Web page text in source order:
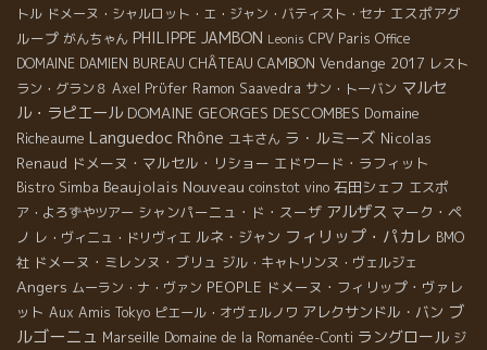
トル ドメーヌ・シャルロット・エ・ジャン・バティスト・セナ エスポアグ
ループ がんちゃん PHILIPPE JAMBON Leonis CPV Paris Office
DOMAINE DAMIEN BUREAU CHÂTEAU CAMBON Vendange 2017 レスト
ラン・グラン８ Axel Prϋfer Ramon Saavedra サン・トーバン マルセ
ル・ラピエール DOMAINE GEORGES DESCOMBES Domaine
Richeaume Languedoc Rhône ユキさん ラ・ルミーズ Nicolas
Renaud ドメーヌ・マルセル・リショー エドワード・ラフィット
Bistro Simba Beaujolais Nouveau coinstot vino 石田シェフ エスポ
ア・よろずやツアー シャンパーニュ・ド・スーザ アルザス マーク・ペ
ノ レ・ヴィニュ・ドリヴィエ ルネ・ジャン フィリップ・パカレ BMO
社 ドメーヌ・ミレンヌ・ブリュ ジル・キャトリンヌ・ヴェルジェ
Angers ムーラン・ナ・ヴァン PEOPLE ドメーヌ・フィリップ・ヴァレ
ット Aux Amis Tokyo ピエール・オヴェルノワ アレクサンドル・バン ブ
ルゴーニュ Marseille Domaine de la Romanée-Conti ラングロール ジ